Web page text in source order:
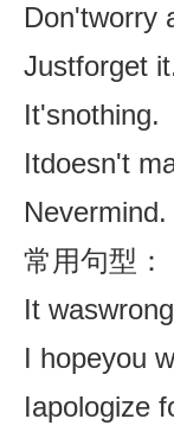
Don'tworry
Justforget
It'snothing.
Itdoesn't
Nevermind.
常用句型：
It
I hopeyou
Iapologize